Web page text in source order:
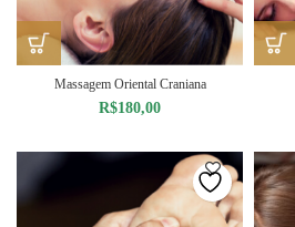
Massagem Oriental Craniana
R$180,00